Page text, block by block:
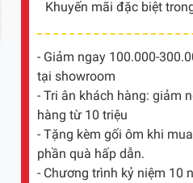
Khuyến mãi đặc biệt
- Giảm ngay 100.000-
tại showroom
- Tri ân khách hàng: giảm
hàng từ 10 triệu
- Tặng kèm gối ôm khi
phần quà hấp dẫn.
- Chương trình kỷ niệm 10